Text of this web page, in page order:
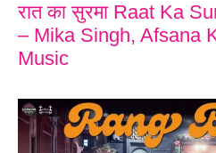
रात का सुरमा Raat Ka
– Mika Singh, Afsana
Music